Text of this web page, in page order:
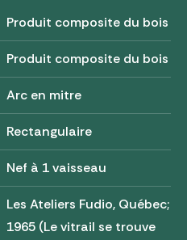
Produit composite du bois
Produit composite du bois
Arc en mitre
Rectangulaire
Nef à 1 vaisseau
Les Ateliers Fudio, Québec;
1965 (Le vitrail se trouve